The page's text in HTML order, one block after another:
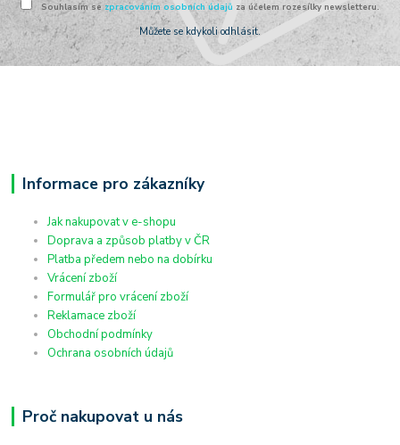
Souhlasím se zpracováním osobních údajů za účelem rozesílky newsletteru.
Můžete se kdykoli odhlásit.
Informace pro zákazníky
Jak nakupovat v e-shopu
Doprava a způsob platby v ČR
Platba předem nebo na dobírku
Vrácení zboží
Formulář pro vrácení zboží
Reklamace zboží
Obchodní podmínky
Ochrana osobních údajů
Proč nakupovat u nás